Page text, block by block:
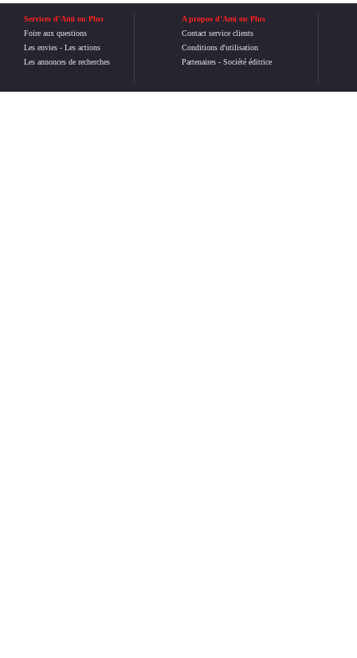
Services d'Ami ou Plus
Foire aux questions
Les envies - Les actions
Les annonces de recherches
A propos d'Ami ou Plus
Contact service clients
Conditions d'utilisation
Partenaires- Société éditrice